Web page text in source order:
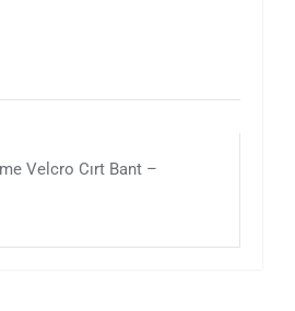
Velcro Cırt Bant –